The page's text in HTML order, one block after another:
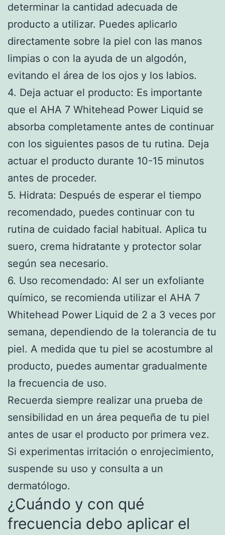
determinar la cantidad adecuada de
producto a utilizar. Puedes aplicarlo
directamente sobre la piel con las manos
limpias o con la ayuda de un algodón,
evitando el área de los ojos y los labios.
4. Deja actuar el producto: Es importante
que el AHA 7 Whitehead Power Liquid se
absorba completamente antes de continuar
con los siguientes pasos de tu rutina. Deja
actuar el producto durante 10-15 minutos
antes de proceder.
5. Hidrata: Después de esperar el tiempo
recomendado, puedes continuar con tu
rutina de cuidado facial habitual. Aplica tu
suero, crema hidratante y protector solar
según sea necesario.
6. Uso recomendado: Al ser un exfoliante
químico, se recomienda utilizar el AHA 7
Whitehead Power Liquid de 2 a 3 veces por
semana, dependiendo de la tolerancia de tu
piel. A medida que tu piel se acostumbre al
producto, puedes aumentar gradualmente
la frecuencia de uso.
Recuerda siempre realizar una prueba de
sensibilidad en un área pequeña de tu piel
antes de usar el producto por primera vez.
Si experimentas irritación o enrojecimiento,
suspende su uso y consulta a un
dermatólogo.
¿Cuándo y con qué
frecuencia debo aplicar el